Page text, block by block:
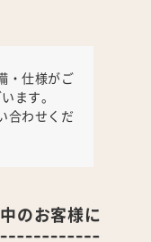
・仕様がご
ます。
合わせくだ
のお客様に